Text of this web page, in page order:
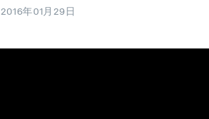
2016年01月29日